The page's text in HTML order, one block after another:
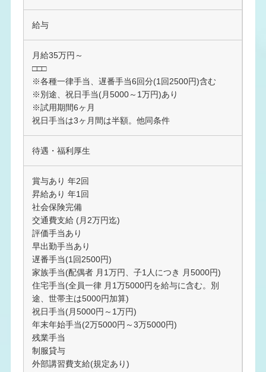
給与
月給35万円～
□□□
※各種一律手当、遅番手当6回分(1回2500円)含む
※別途、祝日手当(月5000～1万円)あり
※試用期間6ヶ月
祝日手当は3ヶ月間は半額。他同条件
待遇・福利厚生
賞与あり 年2回
昇給あり 年1回
社会保険完備
交通費支給 (月2万円迄)
評価手当あり
早出勤手当あり
遅番手当(1回2500円)
家族手当(配偶者 月1万円、子1人につき 月5000円)
住宅手当(全員一律 月1万5000円を給与に含む。別
途、世帯主は5000円加算)
祝日手当(月5000円～1万円)
年末年始手当(2万5000円～3万5000円)
残業手当
制服貸与
外部講習費支給(規定あり)